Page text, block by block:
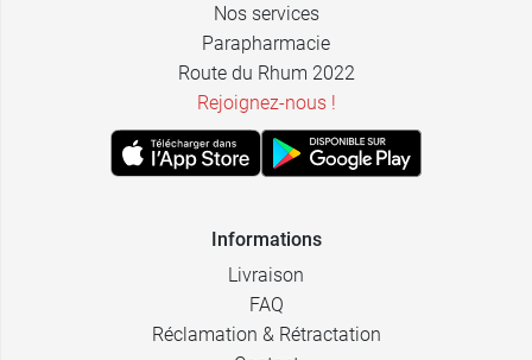
Nos services
Parapharmacie
Route du Rhum 2022
Rejoignez-nous !
Informations
Livraison
FAQ
Réclamation & Rétractation